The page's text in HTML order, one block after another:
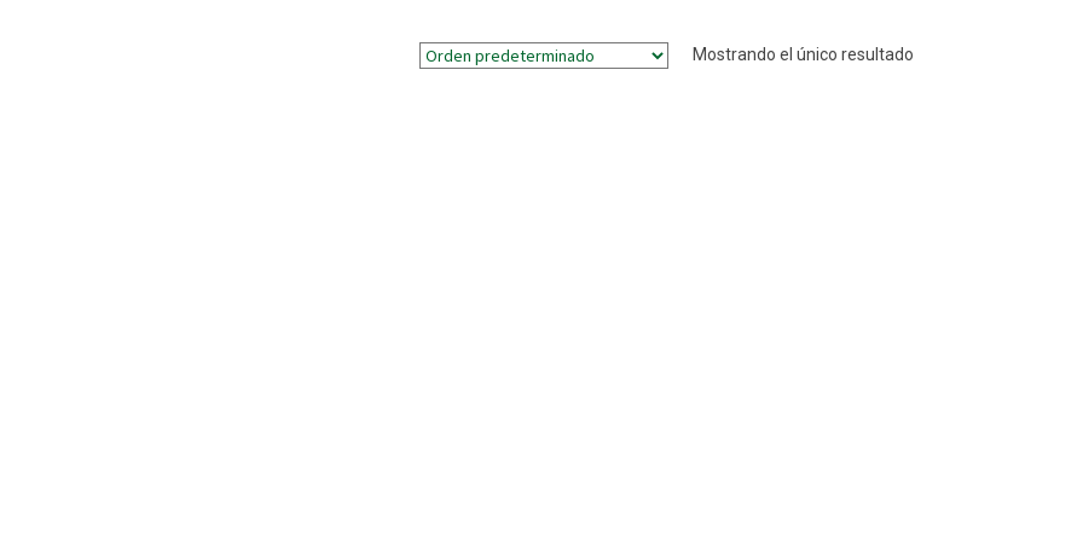
Mostrando el único resultado